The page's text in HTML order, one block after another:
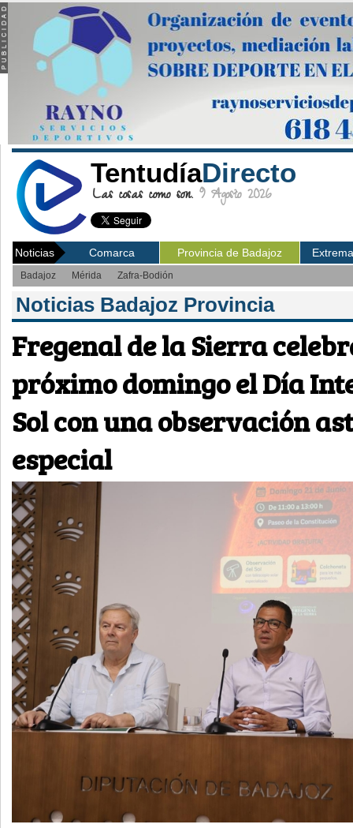
TentudíaDirecto
Las cosas como son. 9 Agosto 2026
Noticias Comarca Provincia de Badajoz
Badajoz Mérida Zafra-Bodión
Noticias Badajoz Provincia
Fregenal de la Sierra
próximo domingo el Día
Sol con una observación
especial